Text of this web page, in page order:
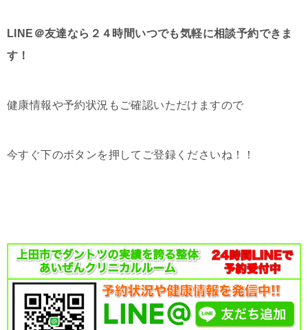
LINE＠友達なら２４時間いつでも気軽に相談予約できま
す！
健康情報や予約状況もご確認いただけますので
今すぐ下のボタンを押してご登録くださいね！！